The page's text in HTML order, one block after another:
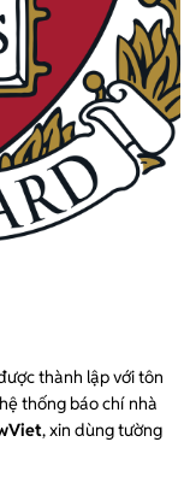
thành lập với tôn
thống báo chí nhà
, xin dùng tường